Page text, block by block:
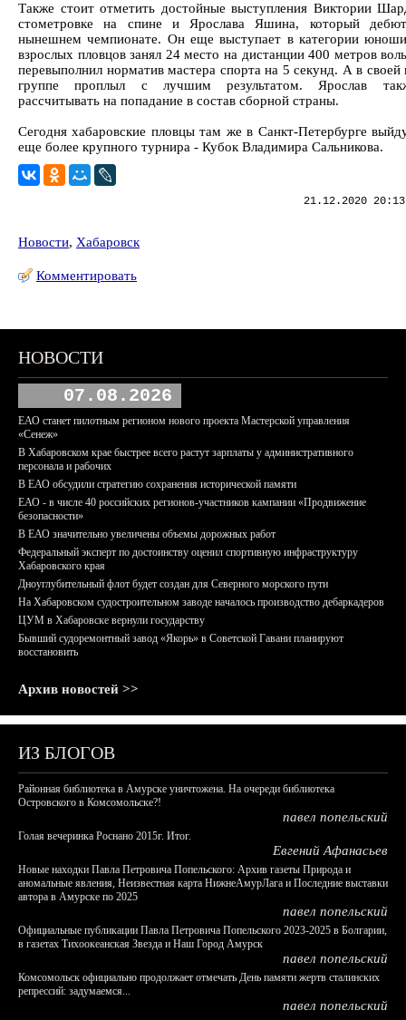
Также стоит отметить достойные выступления Виктории
стометровке на спине и Ярослава Яшина, который
нынешнем чемпионате. Он еще выступает в категории
взрослых пловцов занял 24 место на дистанции 400 метров
перевыполнил норматив мастера спорта на 5 секунд. А в своей
группе проплыл с лучшим результатом. Ярослав
рассчитывать на попадание в состав сборной страны.
Сегодня хабаровские пловцы там же в Санкт-Петербурге
еще более крупного турнира - Кубок Владимира Сальникова.
21.12.2020
Новости, Хабаровск
Комментировать
НОВОСТИ
07.08.2026
ЕАО станет пилотным регионом нового проекта Мастерской управления
«Сенеж»
В Хабаровском крае быстрее всего растут зарплаты у административного
персонала и рабочих
В ЕАО обсудили стратегию сохранения исторической памяти
ЕАО - в числе 40 российских регионов-участников кампании «Продвижение
безопасности»
В ЕАО значительно увеличены объемы дорожных работ
Федеральный эксперт по достоинству оценил спортивную инфраструктуру
Хабаровского края
Дноуглубительный флот будет создан для Северного морского пути
На Хабаровском судостроительном заводе началось производство дебаркадеров
ЦУМ в Хабаровске вернули государству
Бывший судоремонтный завод «Якорь» в Советской Гавани планируют
восстановить
Архив новостей >>
ИЗ БЛОГОВ
Районная библиотека в Амурске уничтожена. На очереди библиотека
Островского в Комсомольске?!
павел попельский
Голая вечеринка Роснано 2015г. Итог.
Евгений Афанасьев
Новые находки Павла Петровича Попельского: Архив газеты Природа и
аномальные явления, Неизвестная карта НижнеАмурЛага и Последние выставки
автора в Амурске по 2025
павел попельский
Официальные публикации Павла Петровича Попельского 2023-2025 в Болгарии,
в газетах Тихоокеанская Звезда и Наш Город Амурск
павел попельский
Комсомольск официально продолжает отмечать День памяти жертв сталинских
репрессий: задумаемся...
павел попельский